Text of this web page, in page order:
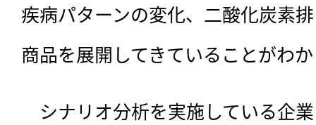
疾病パターンの変化、二酸化炭素
商品を展開してきていることがわ
シナリオ分析を実施している企